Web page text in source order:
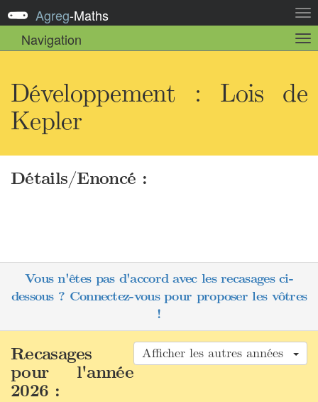
la
Agreg-Maths
Navigation
la
Développement : Lois de
Kepler
Détails/Enoncé :
Vous n'êtes pas d'accord avec les recasages ci-
dessous ? Connectez-vous pour proposer les vôtres
!
Afficher les autres années
Recasages
pour l'année
2026 :